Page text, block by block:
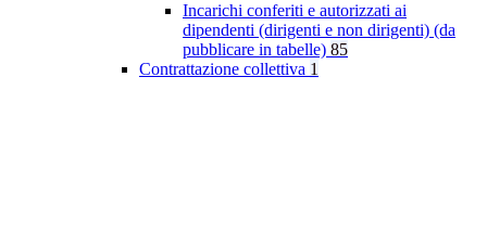
Incarichi conferiti e autorizzati ai
dipendenti (dirigenti e non dirigenti) (da
pubblicare in tabelle) 85
Contrattazione collettiva 1